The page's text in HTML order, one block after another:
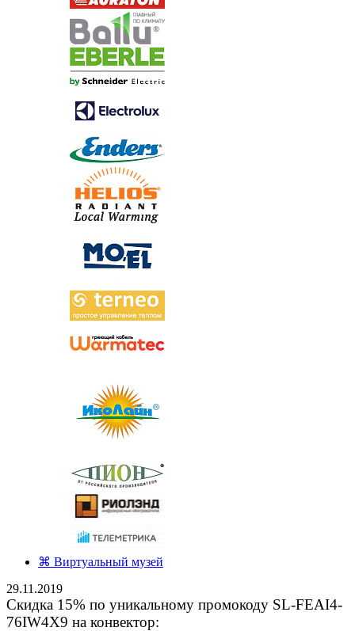
⌘ Виртуальный музей
29.11.2019
Скидка 15% по уникальному промокоду SL-FEAI4-
76IW4X9 на конвектор: